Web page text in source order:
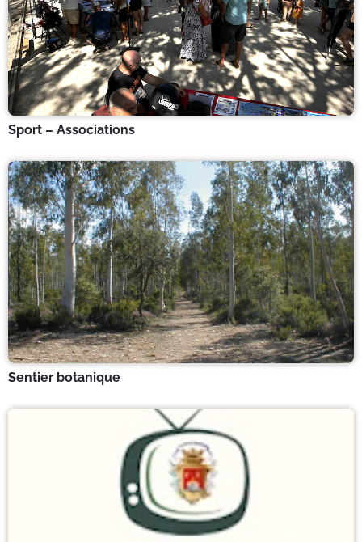
Sport – Associations
Sentier botanique